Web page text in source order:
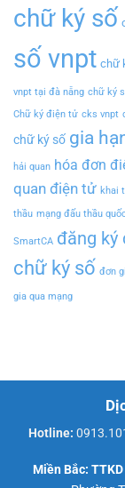
chữ ký số
số vnpt chữ
vnpt tại đà nẵng chữ ký
Chữ ký điện tử cks vnpt
chữ ký số gia
hải quan hóa đơn
quan điện tử khai
thầu mạng đấu thầu
SmartCA đăng ký
chữ ký số đơn
gia qua mạng
Hotline:
Miền Bắc: